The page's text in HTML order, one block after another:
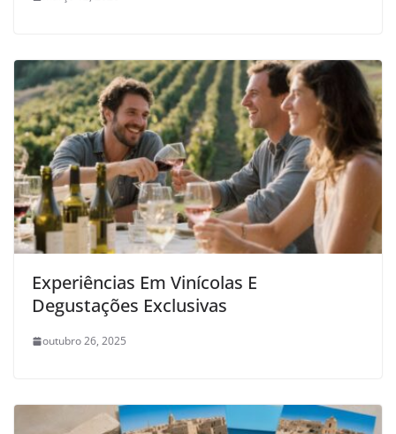
Experiências Em Vinícolas E
Degustações Exclusivas
outubro 26, 2025